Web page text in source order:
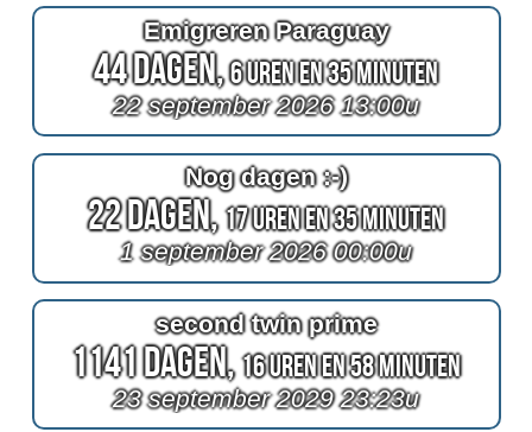
Emigreren Paraguay
44 Dagen,6 Uren en 35 Minuten
22 september 2026 13:00u
Nog dagen :-)
22 Dagen,17 Uren en 35 Minuten
1 september 2026 00:00u
second twin prime
1141 Dagen,16 Uren en 58 Minuten
23 september 2029 23:23u